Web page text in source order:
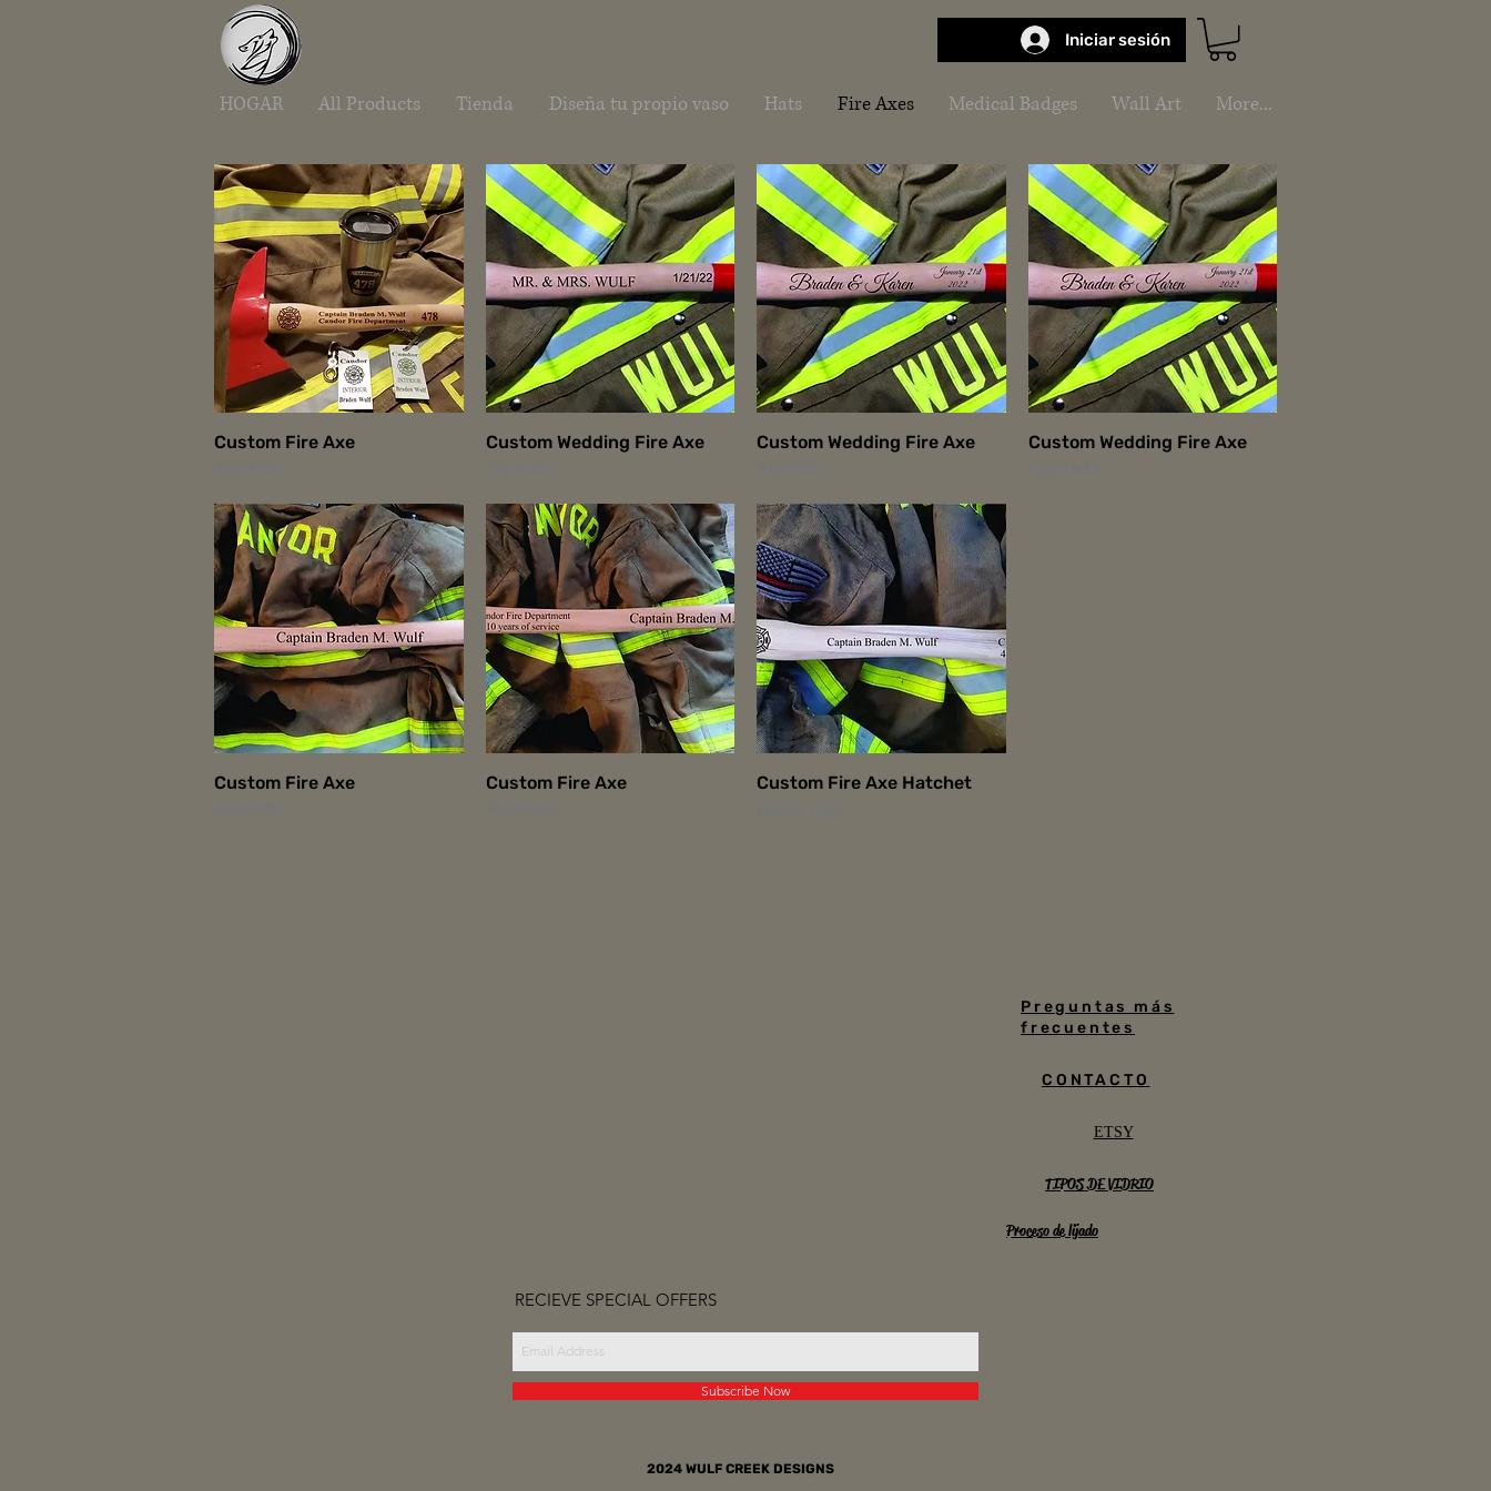
Iniciar sesión
HOGAR All Products Tienda Diseña tu propio vaso Hats Fire Axes Medical Badges Wall Art More...
Vista rápida
Custom Fire Axe
Vista rápida
Custom Wedding Fire Axe
Vista rápida
Custom Wedding Fire Axe
Vista rápida
Custom Wedding Fire Axe
Vista rápida
Custom Fire Axe
Vista rápida
Custom Fire Axe
Vista rápida
Custom Fire Axe Hatchet
Preguntas más
frecuentes
CONTACTO
ETSY
TIPOS DE VIDRIO
Proceso de lijado
RECIEVE SPECIAL OFFERS
Subscribe Now
2024 WULF CREEK DESIGNS